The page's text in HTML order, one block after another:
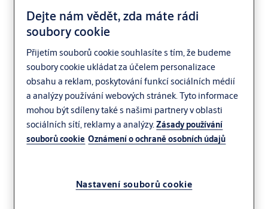
Visací zámek s řetězem
FAB 7316
Dejte nám vědět, zda máte rádi
soubory cookie
Přijetím souborů cookie souhlasíte s tím, že budeme
soubory cookie ukládat za účelem personalizace
obsahu a reklam, poskytování funkcí sociálních médií
a analýzy používání webových stránek. Tyto informace
mohou být sdíleny také s našimi partnery v oblasti
sociálních sítí, reklamy a analýzy.Zásady používání
souborů cookie Oznámení o ochraně osobních údajů
Nastavení souborů cookie